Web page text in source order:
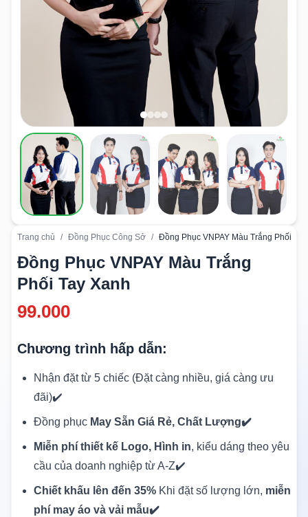
Trang chủ / Đồng Phục Công Sở / Đồng Phục VNPAY Màu Trắng Phối
Đồng Phục VNPAY Màu Trắng
Phối Tay Xanh
99.000
Chương trình hấp dẫn:
Nhận đặt từ 5 chiếc (Đặt càng nhiều, giá càng ưu
đãi)✔️
Đồng phục May Sẵn Giá Rẻ, Chất Lượng✔️
Miễn phí thiết kế Logo, Hình in, kiểu dáng theo yêu
cầu của doanh nghiệp từ A-Z✔️
Chiết khấu lên đến 35% Khi đặt số lượng lớn, miễn
phí may áo và vải mẫu✔️